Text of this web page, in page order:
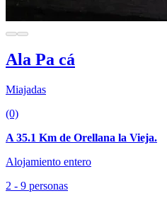
Ala Pa cá
Miajadas
(0)
A 35.1 Km de Orellana la Vieja.
Alojamiento entero
2 - 9 personas